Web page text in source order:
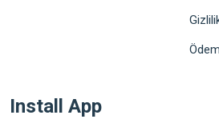
Install App